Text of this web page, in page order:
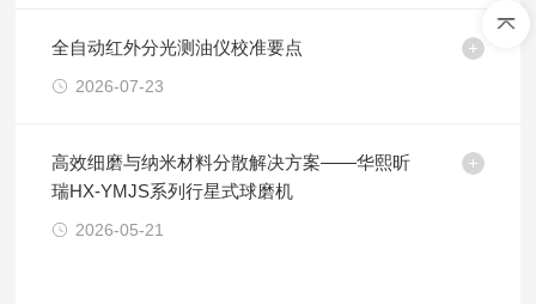
全自动红外分光测油仪校准要点
2026-07-23
高效细磨与纳米材料分散解决方案——华熙昕
瑞HX-YMJS系列行星式球磨机
2026-05-21